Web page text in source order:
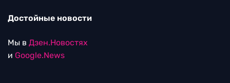
Достойные новости
Мы в Дзен.Новостях
и Google.News